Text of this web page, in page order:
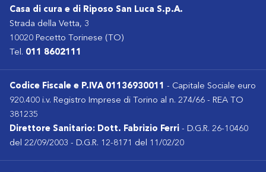
Casa di cura e di Riposo San Luca S.p.A.
Strada della Vetta, 3
10020 Pecetto Torinese (TO)
Tel. 011 8602111
Codice Fiscale e P.IVA 01136930011 - Capitale Sociale euro
920.400 i.v. Registro Imprese di Torino al n. 274/66 - REA TO
381235
Direttore Sanitario: Dott. Fabrizio Ferri - D.G.R. 26-10460
del 22/09/2003 - D.G.R. 12-8171 del 11/02/20